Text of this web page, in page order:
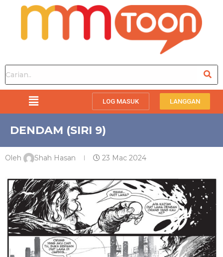
LOG MASUK LANGGAN
DENDAM (SIRI 9)
Oleh Shah Hasan 23 Mac 2024